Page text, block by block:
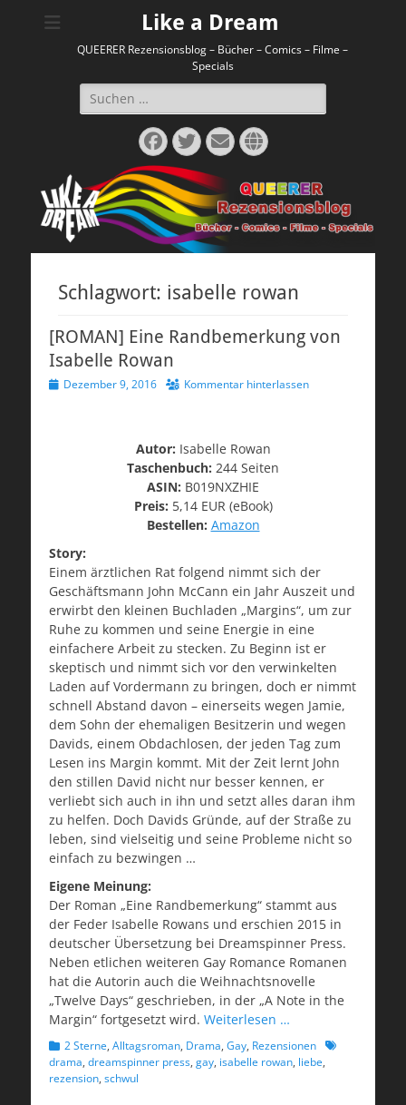
Like a Dream
QUEERER Rezensionsblog – Bücher – Comics – Filme –
Specials
Suchen
nach:
Facebook
Twitter
E-
Mail
Website
Schlagwort: isabelle rowan
[ROMAN] Eine Randbemerkung von
Isabelle Rowan
Veröffentlicht
Dezember 9, 2016 Kommentar hinterlassen
Autor: Isabelle Rowan
Taschenbuch: 244 Seiten
ASIN: B019NXZHIE
Preis: 5,14 EUR (eBook)
Bestellen: Amazon
Story:
Einem ärztlichen Rat folgend nimmt sich der
Geschäftsmann John McCann ein Jahr Auszeit und
erwirbt den kleinen Buchladen „Margins“, um zur
Ruhe zu kommen und seine Energie in eine
einfachere Arbeit zu stecken. Zu Beginn ist er
skeptisch und nimmt sich vor den verwinkelten
Laden auf Vordermann zu bringen, doch er nimmt
schnell Abstand davon – einerseits wegen Jamie,
dem Sohn der ehemaligen Besitzerin und wegen
Davids, einem Obdachlosen, der jeden Tag zum
Lesen ins Margin kommt. Mit der Zeit lernt John
den stillen David nicht nur besser kennen, er
verliebt sich auch in ihn und setzt alles daran ihm
zu helfen. Doch Davids Gründe, auf der Straße zu
leben, sind vielseitig und seine Probleme nicht so
einfach zu bezwingen …
Eigene Meinung:
Der Roman „Eine Randbemerkung“ stammt aus
der Feder Isabelle Rowans und erschien 2015 in
deutscher Übersetzung bei Dreamspinner Press.
Neben etlichen weiteren Gay Romance Romanen
hat die Autorin auch die Weihnachtsnovelle
„Twelve Days“ geschrieben, in der „A Note in the
Margin“ fortgesetzt wird. Weiterlesen …
Kategorien
2 Sterne, Alltagsroman, Drama, Gay, Rezensionen Schlagworte
drama, dreamspinner press, gay, isabelle rowan, liebe,
rezension, schwul